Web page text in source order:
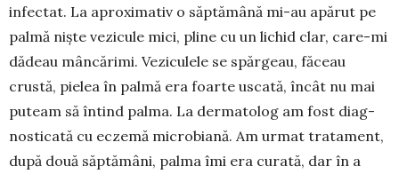
infectat. La aproximativ o săptă­mână mi-au apărut pe
palmă niște vezicule mici, pline cu un lichid clar, care-mi
dădeau mâncă­rimi. Veziculele se spărgeau, fă­ceau
crustă, pielea în palmă era foarte uscată, în­cât nu mai
puteam să întind pal­ma. La der­ma­tolog am fost diag­
nos­ticată cu eczemă mi­cro­biană. Am urmat trata­ment,
după două săptă­mâni, palma îmi era curată, dar în a